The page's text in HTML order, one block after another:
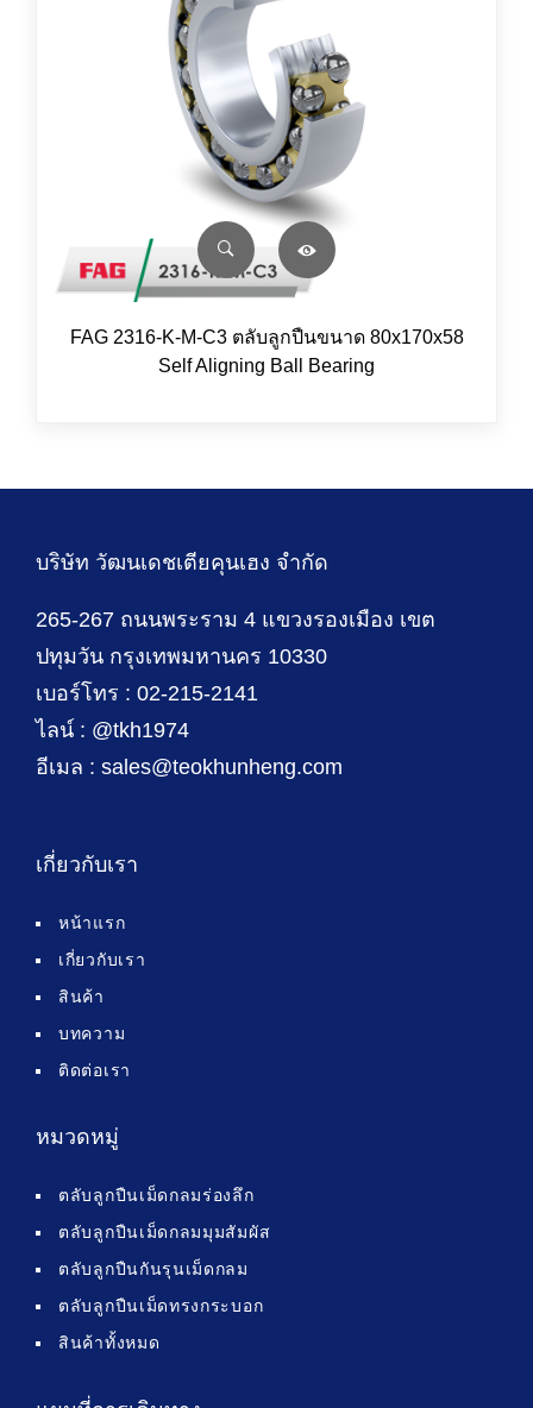
FAG 2316-K-M-C3 ตลับลูกปืนขนาด 80x170x58
Self Aligning Ball Bearing
บริษัท วัฒนเดชเตียคุนเฮง จำกัด
265-267 ถนนพระราม 4 แขวงรองเมือง เขต
ปทุมวัน กรุงเทพมหานคร 10330
เบอร์โทร : 02-215-2141
ไลน์ : @tkh1974
อีเมล : sales@teokhunheng.com
เกี่ยวกับเรา
หน้าแรก
เกี่ยวกับเรา
สินค้า
บทความ
ติดต่อเรา
หมวดหมู่
ตลับลูกปืนเม็ดกลมร่องลึก
ตลับลูกปืนเม็ดกลมมุมสัมผัส
ตลับลูกปืนกันรุนเม็ดกลม
ตลับลูกปืนเม็ดทรงกระบอก
สินค้าทั้งหมด